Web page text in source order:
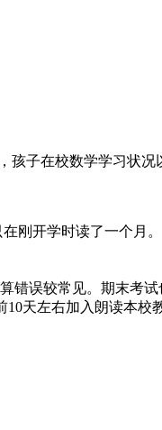
孩子在校数学学习状况
刚开学时读了一个月。
误较常见。期末考
天左右加入朗读本